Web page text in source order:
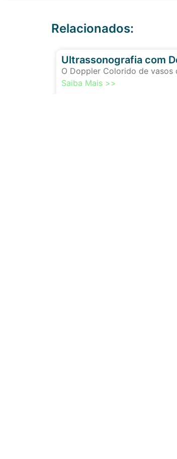
Relacionados:
Ultrassonografia com
O Doppler Colorido de vasos
Saiba Mais >>